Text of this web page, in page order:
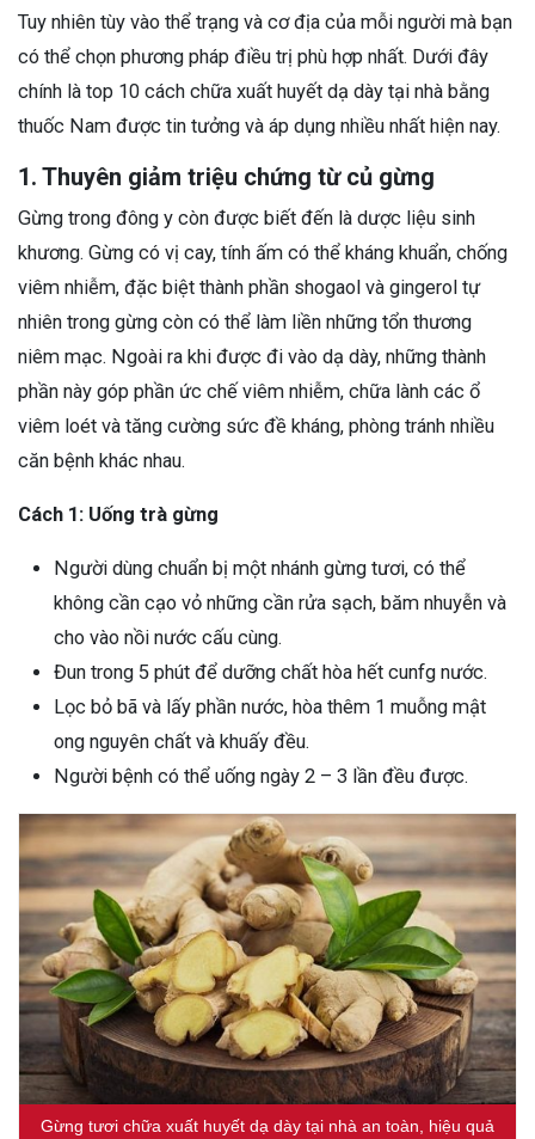
Tuy nhiên tùy vào thể trạng và cơ địa của mỗi người mà bạn
có thể chọn phương pháp điều trị phù hợp nhất. Dưới đây
chính là top 10 cách chữa xuất huyết dạ dày tại nhà bằng
thuốc Nam được tin tưởng và áp dụng nhiều nhất hiện nay.
1. Thuyên giảm triệu chứng từ củ gừng
Gừng trong đông y còn được biết đến là dược liệu sinh
khương. Gừng có vị cay, tính ấm có thể kháng khuẩn, chống
viêm nhiễm, đặc biệt thành phần shogaol và gingerol tự
nhiên trong gừng còn có thể làm liền những tổn thương
niêm mạc. Ngoài ra khi được đi vào dạ dày, những thành
phần này góp phần ức chế viêm nhiễm, chữa lành các ổ
viêm loét và tăng cường sức đề kháng, phòng tránh nhiều
căn bệnh khác nhau.
Cách 1: Uống trà gừng
Người dùng chuẩn bị một nhánh gừng tươi, có thể
không cần cạo vỏ những cần rửa sạch, băm nhuyễn và
cho vào nồi nước cấu cùng.
Đun trong 5 phút để dưỡng chất hòa hết cunfg nước.
Lọc bỏ bã và lấy phần nước, hòa thêm 1 muỗng mật
ong nguyên chất và khuấy đều.
Người bệnh có thể uống ngày 2 – 3 lần đều được.
Gừng tươi chữa xuất huyết dạ dày tại nhà an toàn, hiệu quả